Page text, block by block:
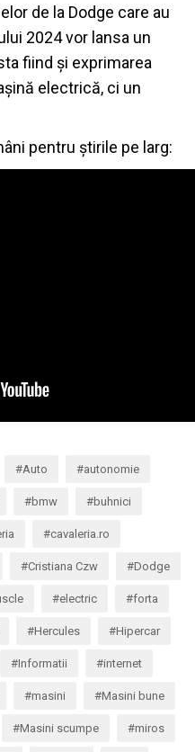
de la Dodge care au
2024 vor lansa un
fiind și exprimarea
electrică, ci un
pentru știrile pe larg:
Auto autonomie
bmw buhnici
cavaleria.ro
Cristiana Czw Dodge
electric forta
Hercules Hipercar
Informatii internet
masini Masini bune
Masini scumpe miros